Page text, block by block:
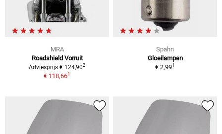
MRA
Roadshield Vorruit
Adviesprijs € 124,902
€ 118,661
Spahn
Gloeilampen
€ 2,991